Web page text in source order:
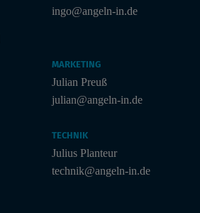
ingo@angeln-in.de
MARKETING
Julian Preuß
julian@angeln-in.de
TECHNIK
Julius Planteur
technik@angeln-in.de